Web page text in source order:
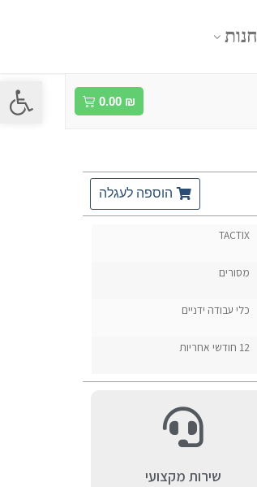
פתח
חנות
0.00 ₪
הוספה לעגלה
TACTIX
מסורים
כלי עבודה ידניים
12 חודשי אחריות
שירות מקצועי